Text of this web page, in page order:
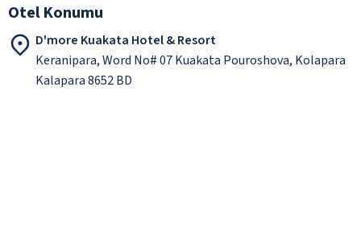
Otel Konumu
D'more Kuakata Hotel & Resort
Keranipara, Word No# 07 Kuakata Pouroshova, Kolapara
Kalapara 8652 BD